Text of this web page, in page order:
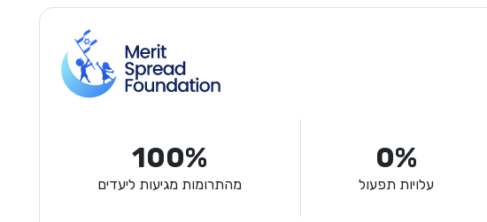
0%
עלויות תפעול
100%
מהתרומות מגיעות ליעדים